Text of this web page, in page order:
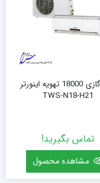
کولر گازی 18000 تهویه اینورتر
TWS-N18-H21
تماس بگیرید!
مشاهده محصول